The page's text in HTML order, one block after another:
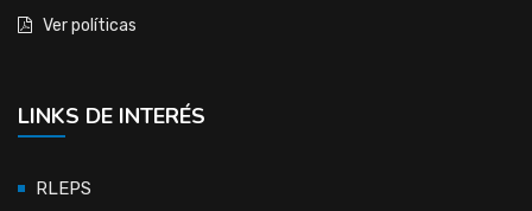
Ver políticas
LINKS DE INTERÉS
RLEPS